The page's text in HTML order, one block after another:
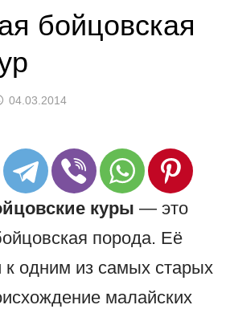
бойцовская
04.03.2014
куры — это
порода. Её
к одним из самых старых
малайских